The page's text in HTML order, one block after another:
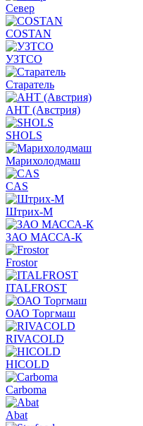
Север
COSTAN
УЗТСО
Старатель
АНТ (Австрия)
SHOLS
Марихолодмаш
CAS
Штрих-М
ЗАО МАССА-К
Frostor
ITALFROST
ОАО Торгмаш
RIVACOLD
HICOLD
Carboma
Abat